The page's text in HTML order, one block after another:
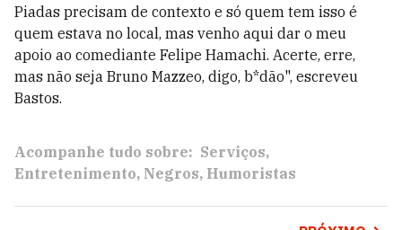
Piadas precisam de contexto e só quem tem isso é
quem estava no local, mas venho aqui dar o meu
apoio ao comediante Felipe Hamachi. Acerte, erre,
mas não seja Bruno Mazzeo, digo, b*dão", escreveu
Bastos.
Acompanhe tudo sobre: Serviços
Entretenimento Negros Humoristas